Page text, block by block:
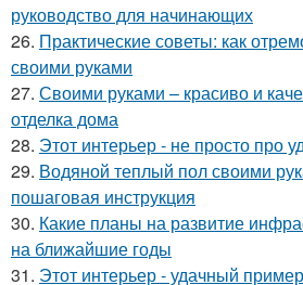
руководство для начинающих
26. Практические советы: как
своими руками
27. Своими руками – красиво и
отделка дома
28. Этот интерьер - не просто про
29. Водяной теплый пол своими
пошаговая инструкция
30. Какие планы на развитие
на ближайшие годы
31. Этот интерьер - удачный